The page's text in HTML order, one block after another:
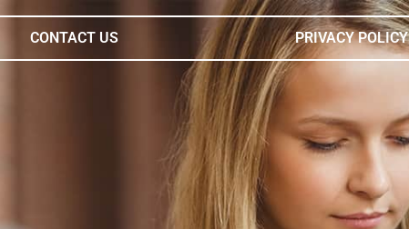
CONTACT US PRIVACY POLICY